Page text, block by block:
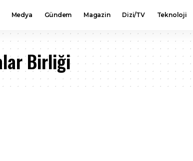
Medya Gündem Magazin Dizi/TV Teknoloji
Birliği